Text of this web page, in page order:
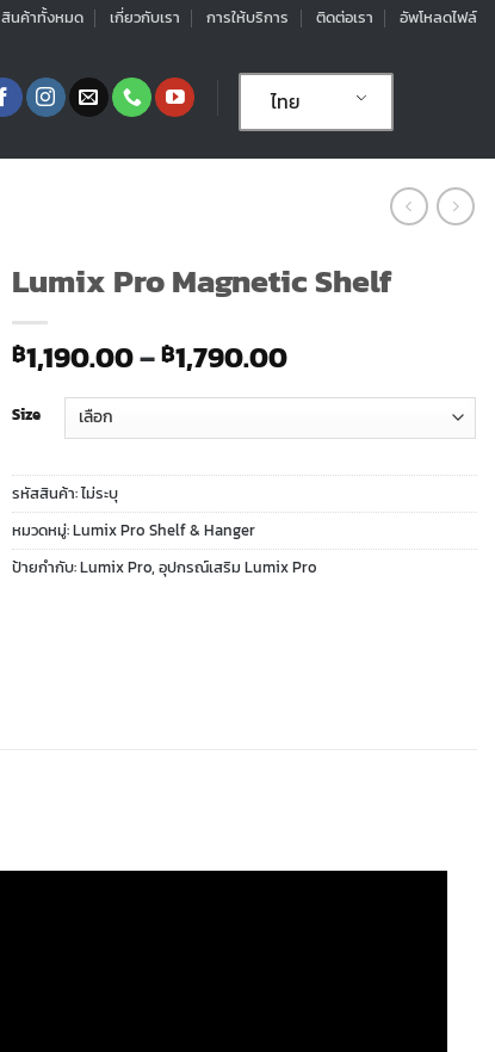
สินค้าทั้งหมด เกี่ยวกับเรา การให้บริการ ติดต่อเรา อัพโหลดไฟล์
ไทย
Lumix Pro Magnetic Shelf
฿1,190.00– ฿1,790.00Price
through
฿1,790.00
Size
รหัสสินค้า:ไม่ระบุ
หมวดหมู่:Lumix Pro Shelf & Hanger
ป้ายกำกับ:Lumix Pro,อุปกรณ์เสริม Lumix Pro